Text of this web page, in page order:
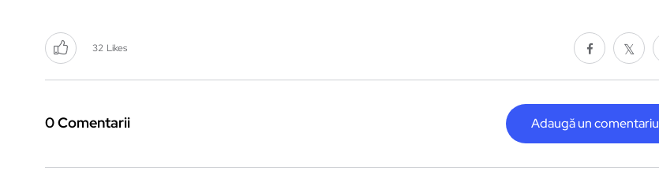
32 Likes
0 Comentarii Adaugă un comentariu